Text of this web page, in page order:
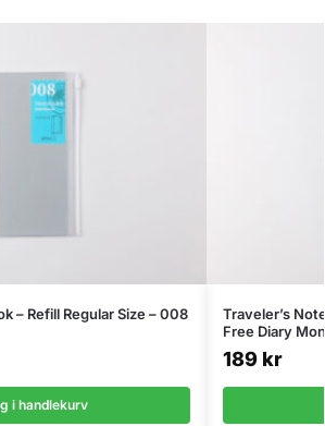
– Refill Regular Size – 008
i handlekurv
Traveler’s
Free Diary
189 kr